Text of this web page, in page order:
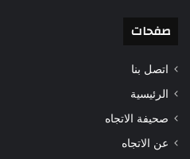
صفحات
اتصل بنا
الرئيسية
صحيفة الاتجاه
عن الاتجاه